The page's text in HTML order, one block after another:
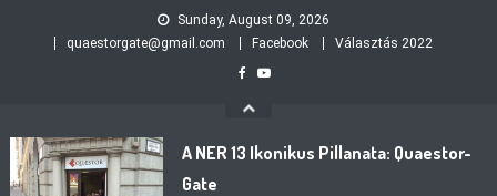
Sunday, August 09, 2026
quaestorgate@gmail.com
Facebook Választás 2022
A NER 13 Ikonikus Pillanata: Quaestor-
Gate